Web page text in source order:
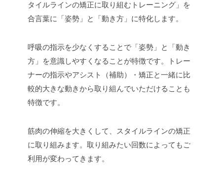
タイルラインの矯正に取り組むトレーニング」を
合言葉に「姿勢」と「動き方」に特化します。
呼吸の指示を少なくすることで「姿勢」と「動き
方」を意識しやすくなることが特徴です。トレー
ナーの指示やアシスト（補助）・矯正と一緒に比
較的大きな動きから取り組んでいただけることも
特徴です。
筋肉の伸縮を大きくして、スタイルラインの矯正
に取り組みます。取り組みたい回数によってもご
利用が変わってきます。